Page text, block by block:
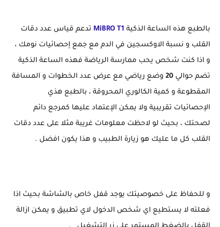
بالطبع هذه الساعة الذكية MiBRO T1 تدعم قياس عدد دقات
القلب و نسبة الاوكسجين في الدم مع جمع إحصائيات نومك ،
و اذا كنت شخص يحب ممارسة الرياضة فهذه الساعة الذكية
تضم حوالي 20 وضع رياضي مع عرض عدد الخطوات و المسافة
المقطوعة و كمية الكالوري المحروقة ، بالطبع هذي
الإحصائيات تقريبية ولا يمكن الإعتماد عليها كمرجع دائم
لصحتك ، بحيث لو لاحظت معلومات غريبة مثلا على عدد دقات
القلب كل ما عليك هو زيارة الطبيب و هذا يكون افضل .
و للحفاظ على خصوصيتك يوجد قفل خاص بالشاشة بحيث اذا
فعلته لا يستطيع اي شخص الدخول لاي تطبيق و يمكن ازالة